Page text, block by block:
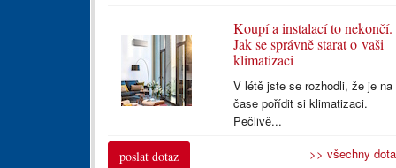
Koupí a instalací to nekončí.
Jak se správně starat o vaši
klimatizaci
V létě jste se rozhodli, že je na
čase pořídit si klimatizaci.
Pečlivě...
poslat dotaz >> všechny